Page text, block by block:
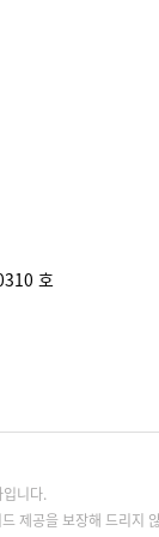
호
니다.
제공을 보장해 드리지